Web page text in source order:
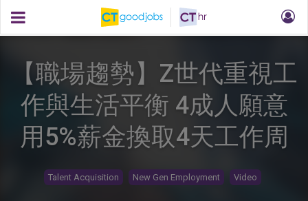
【職場趨勢】Z世代重視工
作與生活平衡 4成人願意
用5%薪金換取4天工作周
Talent Acquisition New Gen Employment Video